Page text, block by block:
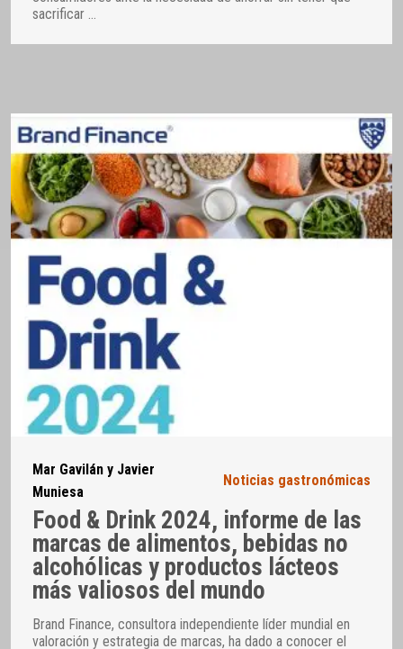
sacrificar …
Mar Gavilán y Javier
Muniesa
Noticias gastronómicas
Food & Drink 2024, informe de las
marcas de alimentos, bebidas no
alcohólicas y productos lácteos
más valiosos del mundo
Brand Finance, consultora independiente líder mundial en
valoración y estrategia de marcas, ha dado a conocer el